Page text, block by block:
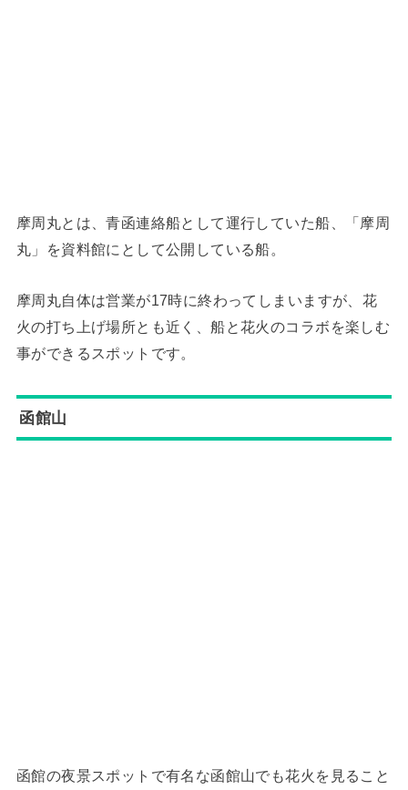
摩周丸とは、青函連絡船として運行していた船、「摩周
丸」を資料館にとして公開している船。
摩周丸自体は営業が17時に終わってしまいますが、花
火の打ち上げ場所とも近く、船と花火のコラボを楽しむ
事ができるスポットです。
函館山
函館の夜景スポットで有名な函館山でも花火を見ること